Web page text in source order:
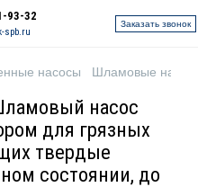
93-32
spb.ru
Заказать звонок
насосы Шламовые
насос
для грязных
твердые
состоянии, до